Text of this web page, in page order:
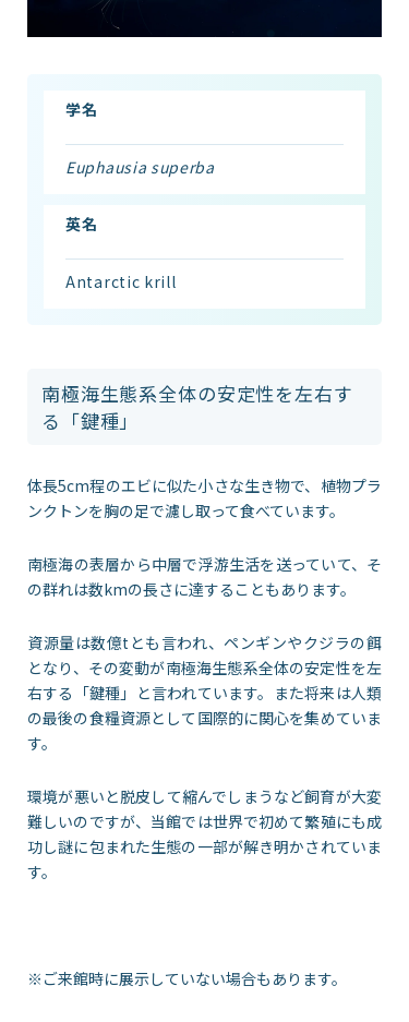
水族館の周辺施設
体験学習プログラム
海の仲間たち
よくある質問
学名
Euphausia superba
英名
Antarctic krill
南極海生態系全体の安定性を左右す
る「鍵種」
体長5cm程のエビに似た小さな生き物で、植物プラ
ンクトンを胸の足で濾し取って食べています。
南極海の表層から中層で浮游生活を送っていて、そ
の群れは数kmの長さに達することもあります。
資源量は数億tとも言われ、ペンギンやクジラの餌
となり、その変動が南極海生態系全体の安定性を左
右する「鍵種」と言われています。また将来は人類
の最後の食糧資源として国際的に関心を集めていま
す。
環境が悪いと脱皮して縮んでしまうなど飼育が大変
難しいのですが、当館では世界で初めて繁殖にも成
功し謎に包まれた生態の一部が解き明かされていま
す。
※ご来館時に展示していない場合もあります。